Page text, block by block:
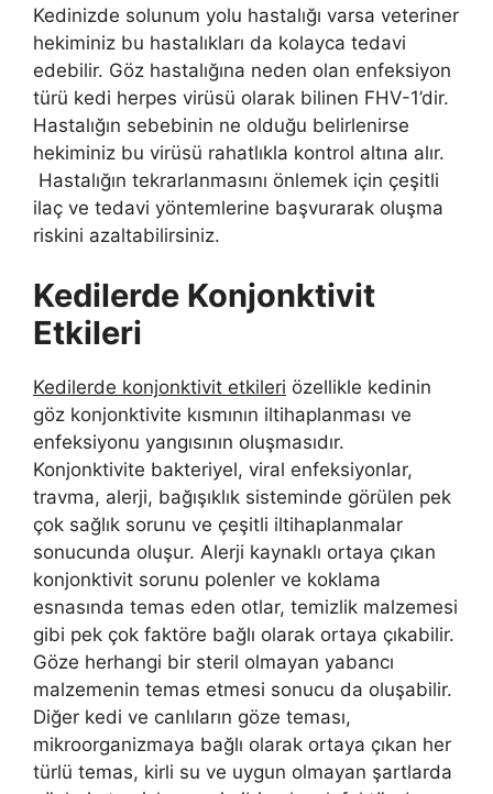
Kedinizde solunum yolu hastalığı varsa veteriner
hekiminiz bu hastalıkları da kolayca tedavi
edebilir. Göz hastalığına neden olan enfeksiyon
türü kedi herpes virüsü olarak bilinen FHV-1’dir.
Hastalığın sebebinin ne olduğu belirlenirse
hekiminiz bu virüsü rahatlıkla kontrol altına alır.
Hastalığın tekrarlanmasını önlemek için çeşitli
ilaç ve tedavi yöntemlerine başvurarak oluşma
riskini azaltabilirsiniz.
Kedilerde Konjonktivit
Etkileri
Kedilerde konjonktivit etkileri özellikle kedinin
göz konjonktivite kısmının iltihaplanması ve
enfeksiyonu yangısının oluşmasıdır.
Konjonktivite bakteriyel, viral enfeksiyonlar,
travma, alerji, bağışıklık sisteminde görülen pek
çok sağlık sorunu ve çeşitli iltihaplanmalar
sonucunda oluşur. Alerji kaynaklı ortaya çıkan
konjonktivit sorunu polenler ve koklama
esnasında temas eden otlar, temizlik malzemesi
gibi pek çok faktöre bağlı olarak ortaya çıkabilir.
Göze herhangi bir steril olmayan yabancı
malzemenin temas etmesi sonucu da oluşabilir.
Diğer kedi ve canlıların göze teması,
mikroorganizmaya bağlı olarak ortaya çıkan her
türlü temas, kirli su ve uygun olmayan şartlarda